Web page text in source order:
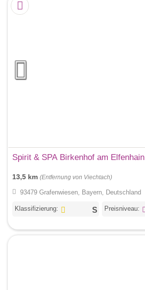
Spirit & SPA Birkenhof am Elfenhain
13,5 km (Entfernung von Viechtach)
93479 Grafenwiesen, Bayern, Deutschland
Klassifizierung: Preisniveau: